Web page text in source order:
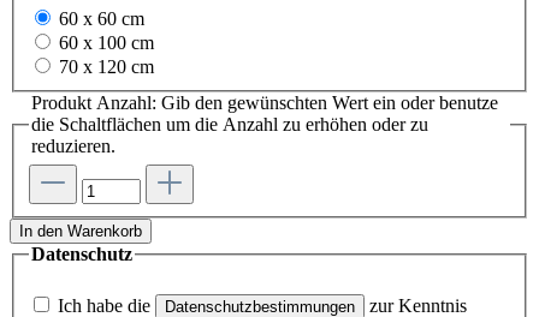
60 x 60 cm
60 x 100 cm
70 x 120 cm
Produkt Anzahl: Gib den gewünschten Wert ein oder benutze
die Schaltflächen um die Anzahl zu erhöhen oder zu
reduzieren.
In den Warenkorb
Datenschutz
Ich habe die Datenschutzbestimmungen
zur Kenntnis